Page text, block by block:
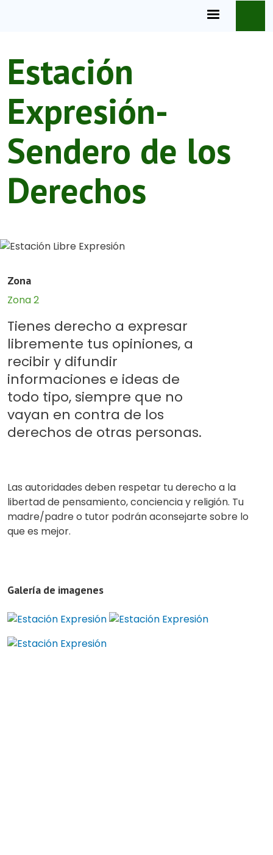
Estación
Expresión-
Sendero de los
Derechos
Zona
Zona 2
Tienes derecho a expresar
libremente tus opiniones, a
recibir y difundir
informaciones e ideas de
todo tipo, siempre que no
vayan en contra de los
derechos de otras personas.
Las autoridades deben respetar tu derecho a la
libertad de pensamiento, conciencia y religión. Tu
madre/padre o tutor podrán aconsejarte sobre lo
que es mejor.
Galería de imagenes